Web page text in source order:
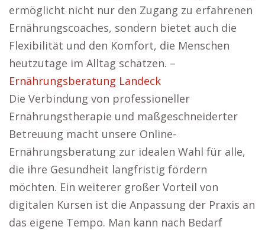
ermöglicht nicht nur den Zugang zu erfahrenen
Ernährungscoaches, sondern bietet auch die
Flexibilität und den Komfort, die Menschen
heutzutage im Alltag schätzen. –
Ernährungsberatung Landeck
Die Verbindung von professioneller
Ernährungstherapie und maßgeschneiderter
Betreuung macht unsere Online-
Ernährungsberatung zur idealen Wahl für alle,
die ihre Gesundheit langfristig fördern
möchten. Ein weiterer großer Vorteil von
digitalen Kursen ist die Anpassung der Praxis an
das eigene Tempo. Man kann nach Bedarf